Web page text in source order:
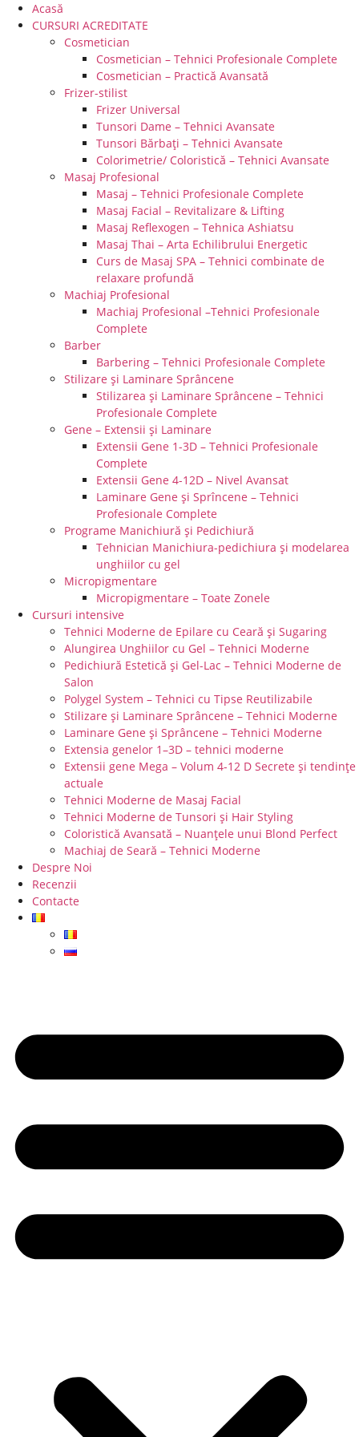
Acasă
CURSURI ACREDITATE
Cosmetician
Cosmetician – Tehnici Profesionale Complete
Cosmetician – Practică Avansată
Frizer-stilist
Frizer Universal
Tunsori Dame – Tehnici Avansate
Tunsori Bărbați – Tehnici Avansate
Colorimetrie/ Coloristică – Tehnici Avansate
Masaj Profesional
Masaj – Tehnici Profesionale Complete
Masaj Facial – Revitalizare & Lifting
Masaj Reflexogen – Tehnica Ashiatsu
Masaj Thai – Arta Echilibrului Energetic
Curs de Masaj SPA – Tehnici combinate de
relaxare profundă
Machiaj Profesional
Machiaj Profesional –Tehnici Profesionale
Complete
Barber
Barbering – Tehnici Profesionale Complete
Stilizare și Laminare Sprâncene
Stilizarea și Laminare Sprâncene – Tehnici
Profesionale Complete
Gene – Extensii și Laminare
Extensii Gene 1-3D – Tehnici Profesionale
Complete
Extensii Gene 4-12D – Nivel Avansat
Laminare Gene şi Sprîncene – Tehnici
Profesionale Complete
Programe Manichiură și Pedichiură
Tehnician Manichiura-pedichiura și modelarea
unghiilor cu gel
Micropigmentare
Micropigmentare – Toate Zonele
Cursuri intensive
Tehnici Moderne de Epilare cu Ceară și Sugaring
Alungirea Unghiilor cu Gel – Tehnici Moderne
Pedichiură Estetică și Gel-Lac – Tehnici Moderne de
Salon
Polygel System – Tehnici cu Tipse Reutilizabile
Stilizare și Laminare Sprâncene – Tehnici Moderne
Laminare Gene și Sprâncene – Tehnici Moderne
Extensia genelor 1–3D – tehnici moderne
Extensii gene Mega – Volum 4-12 D Secrete și tendințe
actuale
Tehnici Moderne de Masaj Facial
Tehnici Moderne de Tunsori și Hair Styling
Coloristică Avansată – Nuanțele unui Blond Perfect
Machiaj de Seară – Tehnici Moderne
Despre Noi
Recenzii
Contacte